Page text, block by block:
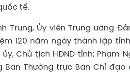
tế.
Trung, Ủy viên Trung ương
120 năm ngày thành lập
Chủ tịch HĐND tỉnh; Phạm
Ban Thường trực Ban Chỉ